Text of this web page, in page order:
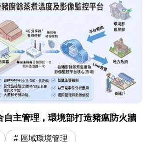
自主管理，環境部打造豬瘟防火牆
區域環境管理